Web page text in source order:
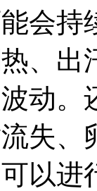
会持
、出
动。
失、
以进